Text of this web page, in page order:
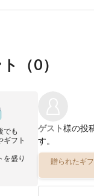
（0）
でも
ギフト
を盛り
ゲスト様の投
す。
贈られたギ